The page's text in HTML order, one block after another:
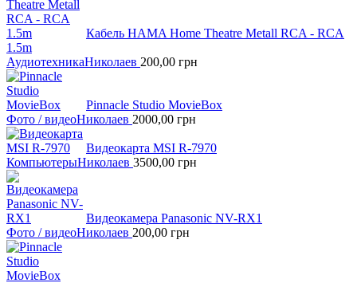
Кабель HAMA Home Theatre Metall RCA - RCA
1.5m
АудиотехникаНиколаев 200,00 грн
Pinnacle Studio MovieBox
Фото / видеоНиколаев 2000,00 грн
Видеокарта MSI R-7970
КомпьютерыНиколаев 3500,00 грн
Видеокамера Panasonic NV-RX1
Фото / видеоНиколаев 200,00 грн